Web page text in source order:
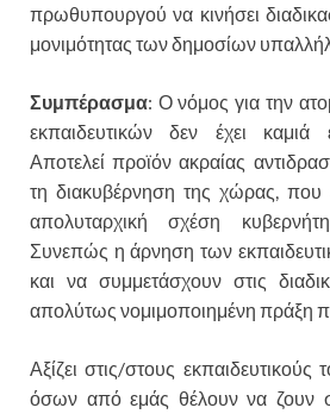
πρωθυπουργού να κινήσει
μονιμότητας των δημοσίων
Συμπέρασμα: Ο νόμος για την
εκπαιδευτικών δεν έχει καμιά
Αποτελεί προϊόν ακραίας
τη διακυβέρνηση της χώρας,
απολυταρχική σχέση
Συνεπώς η άρνηση των
και να συμμετάσχουν στις
απολύτως νομιμοποιημένη πράξη
Αξίζει στις/στους
όσων από εμάς θέλουν να ζουν